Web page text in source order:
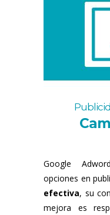
Google
opciones en
efectiva, su
mejora es